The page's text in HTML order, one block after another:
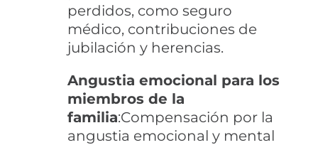
perdidos, como seguro
médico, contribuciones de
jubilación y herencias.
Angustia emocional para los
miembros de la
familia:Compensación por la
angustia emocional y mental